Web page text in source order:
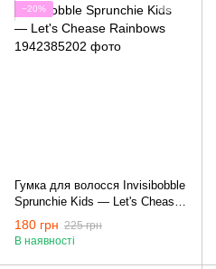
−20%
Гумка для волосся Invisibobble
Sprunchie Kids — Let's Chease
Rainbows
180 грн 225 грн
В наявності